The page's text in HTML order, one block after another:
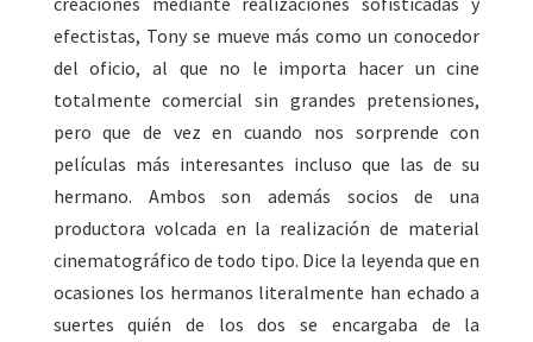
efectistas, Tony se mueve más como un conocedor
del oficio, al que no le importa hacer un cine
totalmente comercial sin grandes pretensiones,
pero que de vez en cuando nos sorprende con
películas más interesantes incluso que las de su
hermano. Ambos son además socios de una
productora volcada en la realización de material
cinematográfico de todo tipo. Dice la leyenda que en
ocasiones los hermanos literalmente han echado a
suertes quién de los dos se encargaba de la